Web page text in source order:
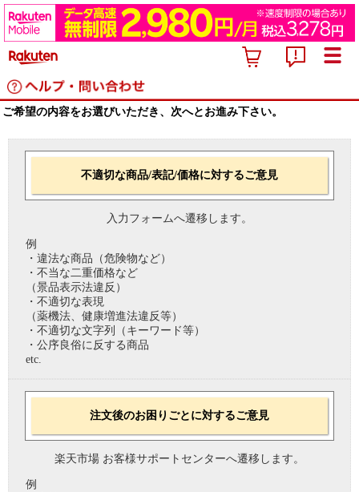
ご希望の内容をお選びいただき、次へとお進み下さい。
不適切な商品/表記/価格に対するご意見
入力フォームへ遷移します。
例
・違法な商品（危険物など）
・不当な二重価格など
（景品表示法違反）
・不適切な表現
（薬機法、健康増進法違反等）
・不適切な文字列（キーワード等）
・公序良俗に反する商品
etc.
注文後のお困りごとに対するご意見
楽天市場 お客様サポートセンターへ遷移します。
例